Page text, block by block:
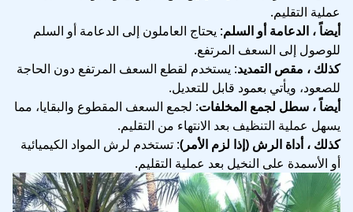
عملية التقليم.
أيضاً ، الدعامة أو السلم: يحتاج العاملون إلى الدعامة أو السلم
للوصول إلى السعف المرتفع.
كذلك ، مقص التمديد: يستخدم لقطع السعف المرتفع دون الحاجة
للصعود، ويأتي بعمود قابل للتعديل.
أيضاً ، سطل لجمع المخلفات: لجمع السعف المقطوع والبقايا، مما
يسهل عملية التنظيف بعد الانتهاء من التقليم.
كذلك ، أداة الرش (إذا لزم الأمر): تستخدم لرش المواد الكيميائية
أو الأسمدة على النخيل بعد عملية التقليم.